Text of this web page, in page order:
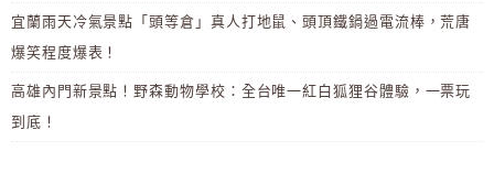
宜蘭雨天冷氣景點「頭等倉」真人打地鼠、頭頂鐵鍋過電流棒，荒唐
爆笑程度爆表！
高雄內門新景點！野森動物學校：全台唯一紅白狐狸谷體驗，一票玩
到底！